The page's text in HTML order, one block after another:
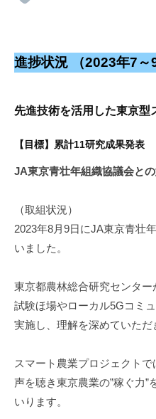
進捗状況 （2023年7～9
先進技術を活用した東京型
【目標】累計11研究成果発表
JA東京青壮年組織協議会と
（取組状況）
2023年8月9日にJA東京青壮
いました。
東京都農林総合研究センタ
試験ほ場やローカル5Gコミ
実施し、理解を深めていただ
スマート農業プロジェクト
声を聴き東京農業の”稼ぐ力”
いります。